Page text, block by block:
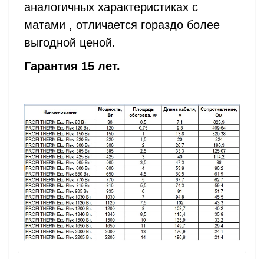
аналогичных характеристиках с
матами , отличается гораздо более
выгодной ценой.
Гарантия 15 лет.